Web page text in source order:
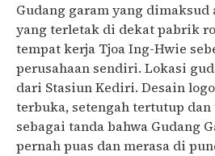
Gudang garam yang dimaksud
yang terletak di dekat pabrik
tempat kerja Tjoa Ing-Hwie
perusahaan sendiri. Lokasi
dari Stasiun Kediri. Desain
terbuka, setengah tertutup
sebagai tanda bahwa Gudang
pernah puas dan merasa di